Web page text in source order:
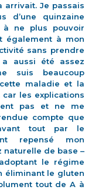
arrivait. Je passais
d’une quinzaine
à ne plus pouvoir
également à mon
sans prendre
aussi été assez
suis beaucoup
maladie et la
les explications
pas et ne me
compte que
tout par le
repensé mon
naturelle de base –
le régime
éliminant le gluten
tout de A à